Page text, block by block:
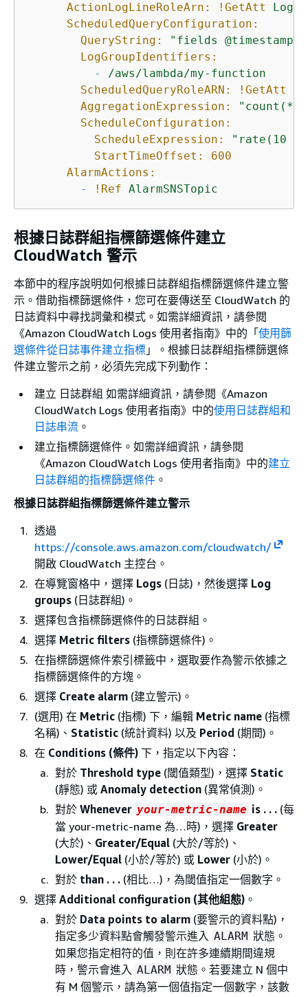
ActionLogLineRoleArn:
!GetAtt
ScheduledQueryConfiguration:
QueryString:
"fields @timestamp,
LogGroupIdentifiers:
-
/aws/lambda/my-function
ScheduledQueryRoleARN:
!GetAtt
AggregationExpression:
"count(*)"
ScheduleConfiguration:
ScheduleExpression:
"rate(10
StartTimeOffset:
600
AlarmActions:
-
!Ref AlarmSNSTopic
根據日誌群組指標篩選條件建立
CloudWatch 警示
本節中的程序說明如何根據日誌群組指標篩選條件建立警
示。借助指標篩選條件，您可在要傳送至 CloudWatch 的
日誌資料中尋找詞彙和模式。如需詳細資訊，請參閱
《Amazon CloudWatch Logs 使用者指南》中的「使用篩
選條件從日誌事件建立指標 」。根據日誌群組指標篩選條
件建立警示之前，必須先完成下列動作：
建立 日誌群組 如需詳細資訊，請參閱《Amazon
CloudWatch Logs 使用者指南》中的使用日誌群組和
日誌串流 。
建立指標篩選條件。如需詳細資訊，請參閱
《Amazon CloudWatch Logs 使用者指南》中的建立
日誌群組的指標篩選條件 。
根據日誌群組指標篩選條件建立警示
透過
https://console.aws.amazon.com/cloudwatch/
開啟 CloudWatch 主控台。
在導覽窗格中，選擇 Logs (日誌)，然後選擇 Log
groups (日誌群組)。
選擇包含指標篩選條件的日誌群組。
選擇 Metric filters (指標篩選條件)。
在指標篩選條件索引標籤中，選取要作為警示依據之
指標篩選條件的方塊。
選擇 Create alarm (建立警示)。
(選用) 在 Metric (指標) 下，編輯 Metric name (指標
名稱)、 Statistic (統計資料) 以及 Period (期間)。
在 Conditions (條件) 下，指定以下內容：
對於 Threshold type (閾值類型)，選擇 Static
(靜態) 或 Anomaly detection (異常偵測)。
對於 Whenever your-metric-name is . . . (每
當 your-metric-name 為…時)，選擇 Greater
(大於)、 Greater/Equal (大於/等於)、
Lower/Equal (小於/等於) 或 Lower (小於)。
對於 than . . . (相比…)，為閾值指定一個數字。
選擇 Additional configuration (其他組態) 。
對於 Data points to alarm (要警示的資料點)，
指定多少資料點會觸發警示進入 ALARM 狀態。
如果您指定相符的值，則在許多連續期間違規
時，警示會進入 ALARM 狀態。若要建立 N 個中
有 M 個警示，請為第一個值指定一個數字，該數